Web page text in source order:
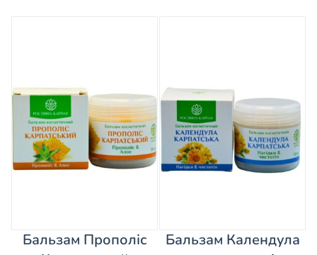
Бальзам Прополіс
Бальзам Календула